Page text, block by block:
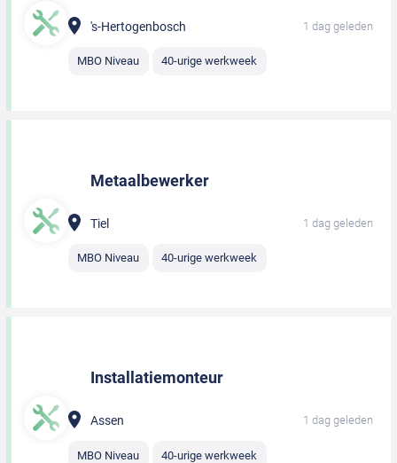
's-Hertogenbosch 1 dag geleden
MBO Niveau 40-urige werkweek
Metaalbewerker
Tiel 1 dag geleden
MBO Niveau 40-urige werkweek
Installatiemonteur
Assen 1 dag geleden
MBO Niveau 40-urige werkweek